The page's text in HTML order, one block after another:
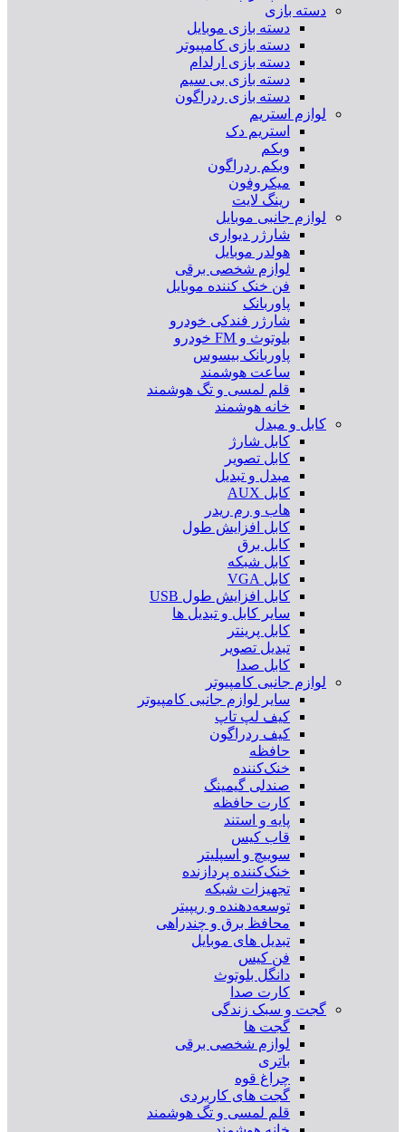
دسته بازی
دسته بازی موبایل
دسته بازی کامپیوتر
دسته بازی ارلدام
دسته بازی بی سیم
دسته بازی ردراگون
لوازم استریم
استریم دک
وبکم
وبکم ردراگون
میکروفون
رینگ لایت
لوازم جانبی موبایل
شارژر دیواری
هولدر موبایل
لوازم شخصی برقی
فن خنک کننده موبایل
پاوربانک
شارژر فندکی خودرو
بلوتوث و FM خودرو
پاوربانک بیسوس
ساعت هوشمند
قلم لمسی و تگ هوشمند
خانه هوشمند
کابل و مبدل
کابل شارژ
کابل تصویر
مبدل و تبدیل
کابل AUX
هاب و رم ریدر
کابل افزایش طول
کابل برق
کابل شبکه
کابل VGA
کابل افزایش طول USB
سایر کابل و تبدیل ها
کابل پرینتر
تبدیل تصویر
کابل صدا
لوازم جانبی کامپیوتر
سایر لوازم جانبی کامپیوتر
کیف لپ تاپ
کیف ردراگون
حافظه
خنک‌کننده
صندلی گیمینگ
کارت حافظه
پایه و استند
قاب کیس
سوییچ و اسپلیتر
خنک‌کننده پردازنده
تجهیزات شبکه
توسعه‌دهنده و ریپیتر
محافظ برق و چندراهی
تبدیل های موبایل
فن کیس
دانگل بلوتوث
کارت صدا
گجت و سبک زندگی
گجت ها
لوازم شخصی برقی
باتری
چراغ قوه
گجت های کاربردی
قلم لمسی و تگ هوشمند